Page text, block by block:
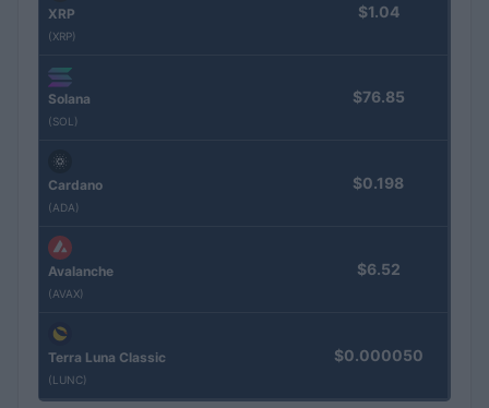
XRP
(XRP)
$1.04
Solana
(SOL)
$76.85
Cardano
(ADA)
$0.198
Avalanche
(AVAX)
$6.52
Terra Luna Classic
(LUNC)
$0.000050